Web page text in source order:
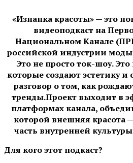
«Изнанка красоты» — это
видеоподкаст на
Национальном Канале
российской индустрии
Это не просто ток-шоу.
которые создают эстетику
разговор о том, как
тренды.Проект выходит в
платформах канала,
которой внешняя красота
часть внутренней
Для кого этот подкаст?